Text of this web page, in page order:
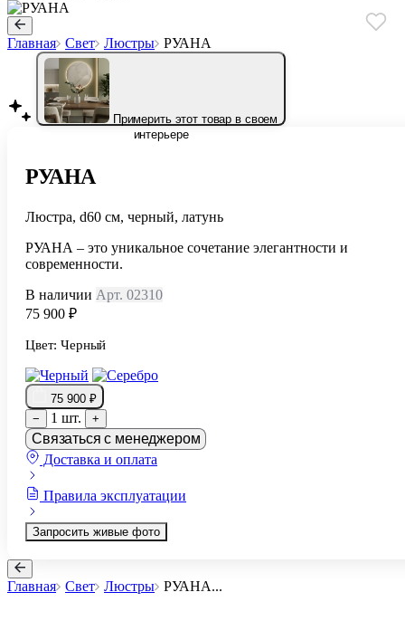
Главная Свет Люстры РУАНА
Примерить этот товар в своем
интерьере
РУАНА
Люстра, d60 см, черный, латунь
РУАНА – это уникальное сочетание элегантности и
современности.
В наличии Арт. 02310
75 900 ₽
Цвет: Черный
75 900 ₽
−
1 шт. +
Связаться с менеджером
Доставка и оплата
Правила эксплуатации
Запросить живые фото
Главная Свет Люстры РУАНА...